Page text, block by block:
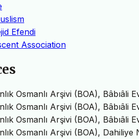
Efendi
Association
Osmanlı Arşivi (BOA), Bâbıâli
Osmanlı Arşivi (BOA), Bâbıâli
Osmanlı Arşivi (BOA), Bâbıâli
Osmanlı Arşivi (BOA),